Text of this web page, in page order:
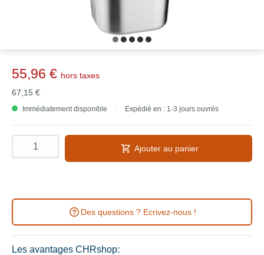
55,96 € hors taxes
67,15 €
Immédiatement disponible Expédié en : 1-3 jours ouvrés
Ajouter au panier
Des questions ? Ecrivez-nous !
Les avantages CHRshop: